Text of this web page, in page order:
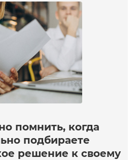
помнить, когда
подбираете
решение к своему